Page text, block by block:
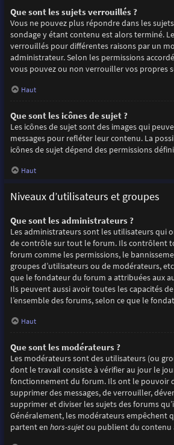
Que sont les sujets verrouillés ?
Vous ne pouvez plus répondre dans les
sondage y étant contenu est alors terminé.
verrouillés pour différentes raisons par un
administrateur. Selon les permissions
vous pouvez ou non verrouiller vos propres
Haut
Que sont les icônes de sujet ?
Les icônes de sujet sont des images qui
messages pour refléter leur contenu. La
icônes de sujet dépend des permissions
Haut
Niveaux d’utilisateurs et groupes
Que sont les administrateurs ?
Les administrateurs sont les utilisateurs qui
de contrôle sur tout le forum. Ils contrôlent
forum comme les permissions, le
groupes d’utilisateurs ou de modérateurs,
que le fondateur du forum a attribuées aux
Ils peuvent aussi avoir toutes les capacités
l’ensemble des forums, selon ce que le
Haut
Que sont les modérateurs ?
Les modérateurs sont des utilisateurs (ou
dont le travail consiste à vérifier au jour le
fonctionnement du forum. Ils ont le pouvoir
supprimer des messages, de verrouiller,
supprimer et diviser les sujets des forums
Généralement, les modérateurs empêchent
partent en hors-sujetou publient du contenu